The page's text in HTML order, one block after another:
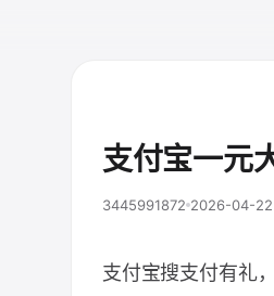
支付宝一元
3445991872 2026-04-
支付宝搜支付有礼